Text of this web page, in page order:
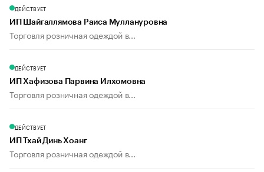
ДЕЙСТВУЕТ
ИП Шайгаллямова Раиса Муллануровна
Торговля розничная одеждой в...
ДЕЙСТВУЕТ
ИП Хафизова Парвина Илхомовна
Торговля розничная одеждой в...
ДЕЙСТВУЕТ
ИП Тхай Динь Хоанг
Торговля розничная одеждой в...